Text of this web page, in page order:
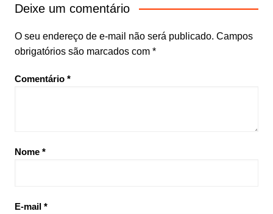
Deixe um comentário
O seu endereço de e-mail não será publicado. Campos
obrigatórios são marcados com *
Comentário *
Nome *
E-mail *